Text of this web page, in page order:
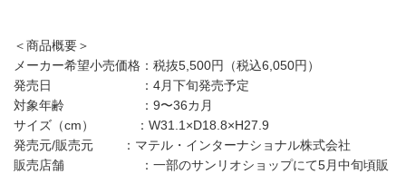
＜商品概要＞
メーカー希望小売価格：税抜5,500円（税込6,050円）
発売日 ：4月下旬発売予定
対象年齢 ：9〜36カ月
サイズ（cm） ：W31.1×D18.8×H27.9
発売元/販売元 ：マテル・インターナショナル株式会社
販売店舗 ：一部のサンリオショップにて5月中旬頃販